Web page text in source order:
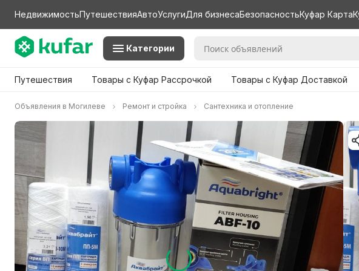
НедвижимостьПутешествияАвтоУслугиДля бизнесаБезопасностьКуфар Карта
Категории
Путешествия Товары с Куфар Рассрочкой Товары с Куфар Доставкой
Объявления в Могилеве Ремонт и стройка Сантехника и отопление